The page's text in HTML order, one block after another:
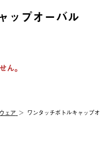
ップオーバル
ん。
ェア
ワンタッチボトルキャップオ